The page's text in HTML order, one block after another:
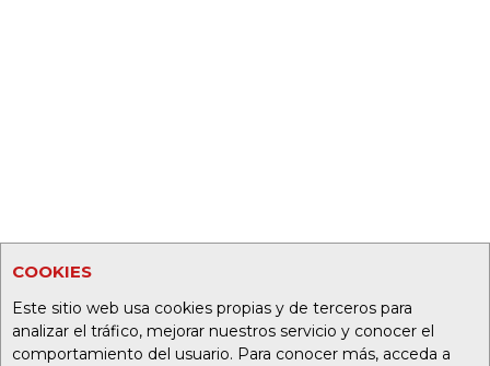
COOKIES
Este sitio web usa cookies propias y de terceros para
analizar el tráfico, mejorar nuestros servicio y conocer el
comportamiento del usuario. Para conocer más, acceda a